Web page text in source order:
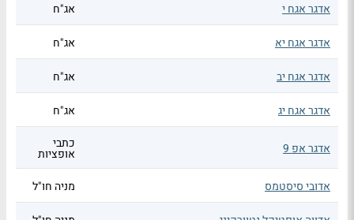
אדגר אגח י אג"ח
אדגר אגח יא אג"ח
אדגר אגח יב אג"ח
אדגר אגח יג אג"ח
אדגר אפ 9 כתבי
אופציות
אדובי סיסטמס
מניה חו"ל